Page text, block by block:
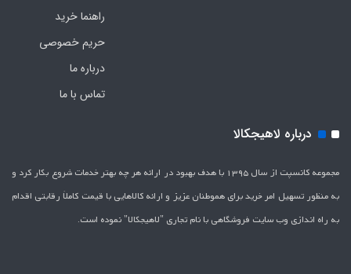
راهنما خرید
حریم خصوصی
درباره ما
تماس با ما
درباره لاهیجکالا
مجموعه کانسپت از سال 1395 با هدف بهبود در ارائه هر چه بهتر خدمات شروع بکار کرد و
به منظور تسهیل امر خرید برای هموطنان عزیز و ارائه کالاهایی با قیمت کاملاَ رقابتی اقدام
به راه اندازی وب سایت فروشگاهی با نام تجاری "لاهیج­کالا" نموده است.